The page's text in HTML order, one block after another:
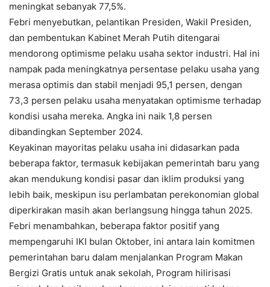
meningkat sebanyak 77,5%.
Febri menyebutkan, pelantikan Presiden, Wakil Presiden,
dan pembentukan Kabinet Merah Putih ditengarai
mendorong optimisme pelaku usaha sektor industri. Hal ini
nampak pada meningkatnya persentase pelaku usaha yang
merasa optimis dan stabil menjadi 95,1 persen, dengan
73,3 persen pelaku usaha menyatakan optimisme terhadap
kondisi usaha mereka. Angka ini naik 1,8 persen
dibandingkan September 2024.
Keyakinan mayoritas pelaku usaha ini didasarkan pada
beberapa faktor, termasuk kebijakan pemerintah baru yang
akan mendukung kondisi pasar dan iklim produksi yang
lebih baik, meskipun isu perlambatan perekonomian global
diperkirakan masih akan berlangsung hingga tahun 2025.
Febri menambahkan, beberapa faktor positif yang
mempengaruhi IKI bulan Oktober, ini antara lain komitmen
pemerintahan baru dalam menjalankan Program Makan
Bergizi Gratis untuk anak sekolah, Program hilirisasi